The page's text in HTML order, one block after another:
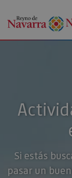
Si estás
pasar un